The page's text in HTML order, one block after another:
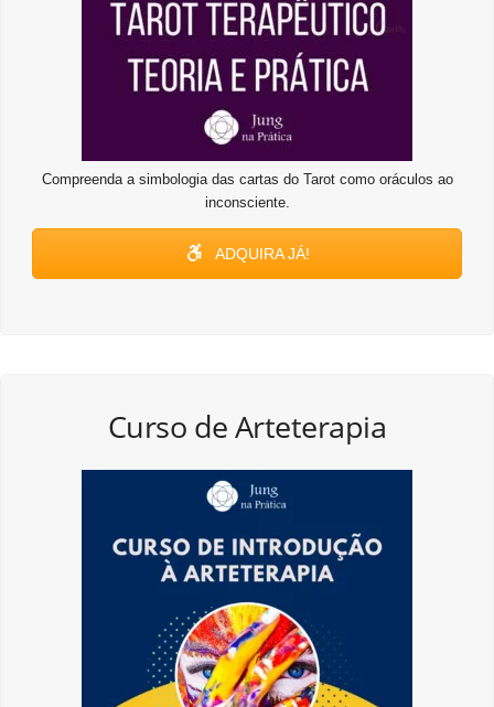
Compreenda a simbologia das cartas do Tarot como oráculos ao
inconsciente.
ADQUIRA JÁ!
Curso de Arteterapia